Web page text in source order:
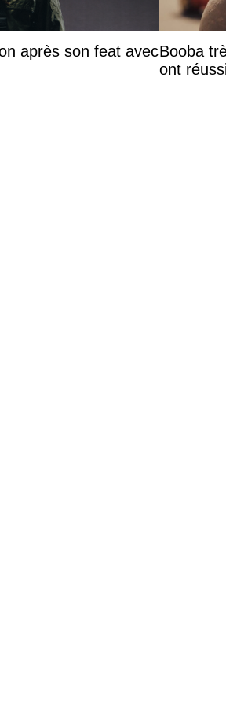
après son feat avecBooba
ont